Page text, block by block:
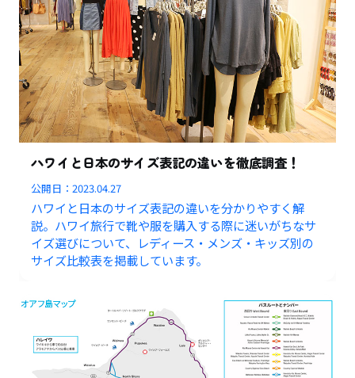
ハワイと日本のサイズ表記の違いを徹底調査！
公開日：2023.04.27
ハワイと日本のサイズ表記の違いを分かりやすく解
説。ハワイ旅行で靴や服を購入する際に迷いがちなサ
イズ選びについて、レディース・メンズ・キッズ別の
サイズ比較表を掲載しています。